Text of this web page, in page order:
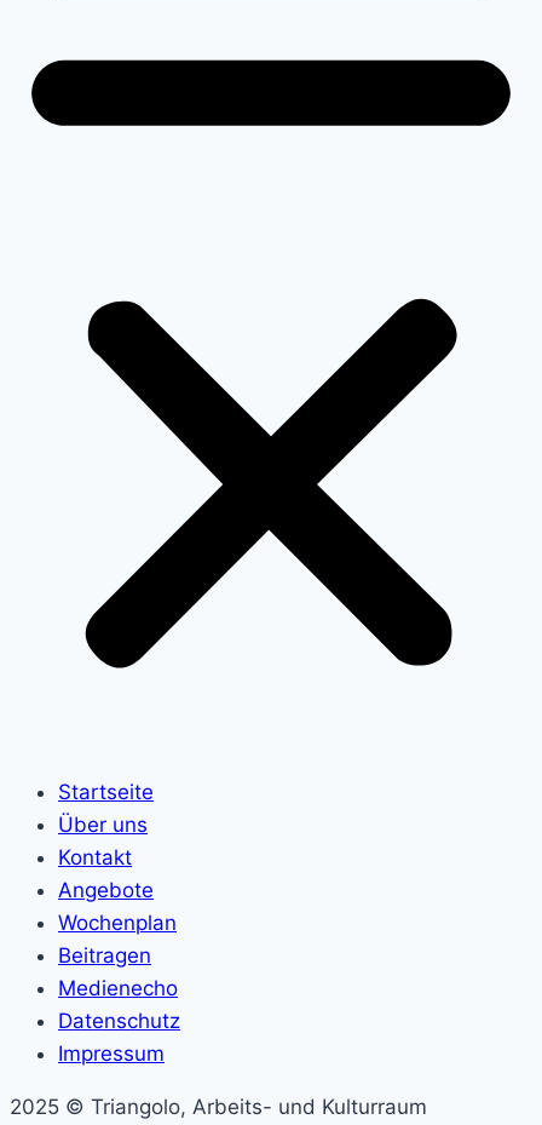
Startseite
Über uns
Kontakt
Angebote
Wochenplan
Beitragen
Medienecho
Datenschutz
Impressum
2025 © Triangolo, Arbeits- und Kulturraum